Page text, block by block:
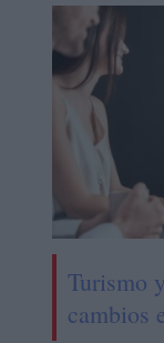
Turismo
cambios